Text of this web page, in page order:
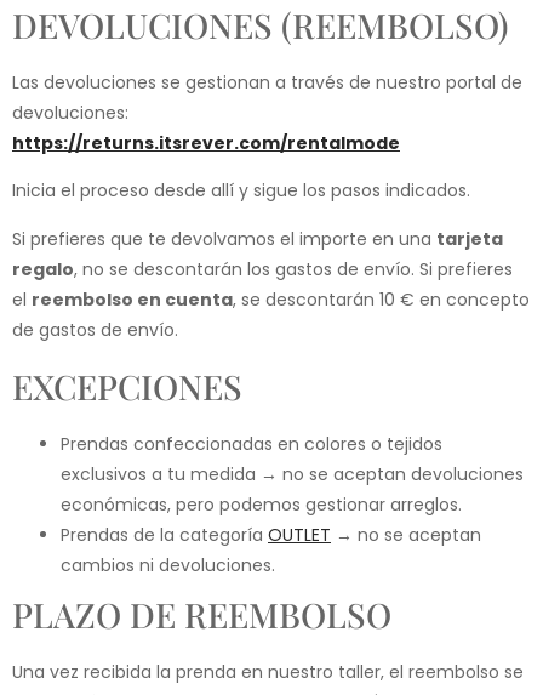
DEVOLUCIONES (REEMBOLSO)
Las devoluciones se gestionan a través de nuestro portal de
devoluciones:
https://returns.itsrever.com/rentalmode
Inicia el proceso desde allí y sigue los pasos indicados.
Si prefieres que te devolvamos el importe en una tarjeta
regalo, no se descontarán los gastos de envío. Si prefieres
el reembolso en cuenta, se descontarán 10 € en concepto
de gastos de envío.
EXCEPCIONES
Prendas confeccionadas en colores o tejidos
exclusivos a tu medida → no se aceptan devoluciones
económicas, pero podemos gestionar arreglos.
Prendas de la categoría OUTLET → no se aceptan
cambios ni devoluciones.
PLAZO DE REEMBOLSO
Una vez recibida la prenda en nuestro taller, el reembolso se